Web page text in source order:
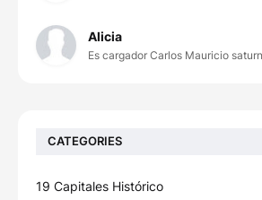
Alicia
Es cargador Carlos Mauricio
CATEGORIES
19 Capitales Histórico